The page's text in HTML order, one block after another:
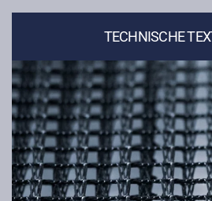
TECHNISCHE